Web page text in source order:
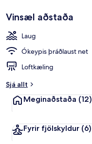
Vinsæl aðstaða
Laug
Ókeypis þráðlaust net
Loftkæling
Sjá allt
Meginaðstaða (12)
Fyrir fjölskyldur (6)